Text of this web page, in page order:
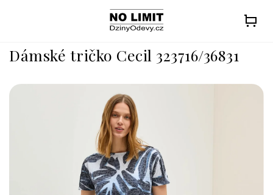
Dámské tričko Cecil 323716/36831